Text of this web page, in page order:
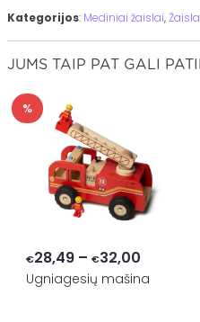
Kategorijos: Mediniai žaislai,
JUMS TAIP PAT GALI
%
€28,49 – €32,00Price
range:
Ugniagesių mašina